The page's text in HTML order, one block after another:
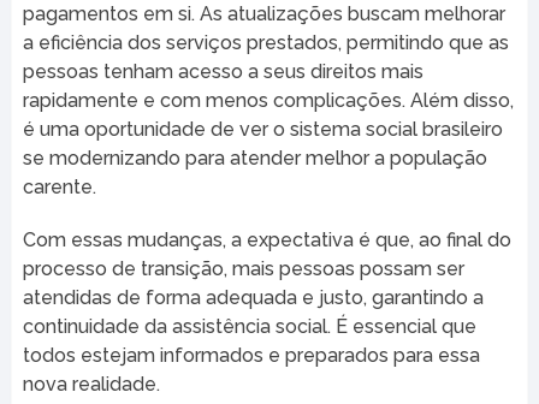
pagamentos em si. As atualizações buscam melhorar
a eficiência dos serviços prestados, permitindo que as
pessoas tenham acesso a seus direitos mais
rapidamente e com menos complicações. Além disso,
é uma oportunidade de ver o sistema social brasileiro
se modernizando para atender melhor a população
carente.
Com essas mudanças, a expectativa é que, ao final do
processo de transição, mais pessoas possam ser
atendidas de forma adequada e justo, garantindo a
continuidade da assistência social. É essencial que
todos estejam informados e preparados para essa
nova realidade.